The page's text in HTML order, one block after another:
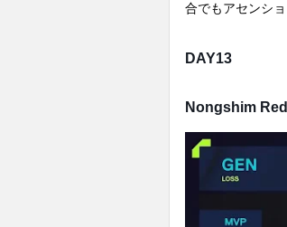
合でもアセンシ
DAY13
Nongshim